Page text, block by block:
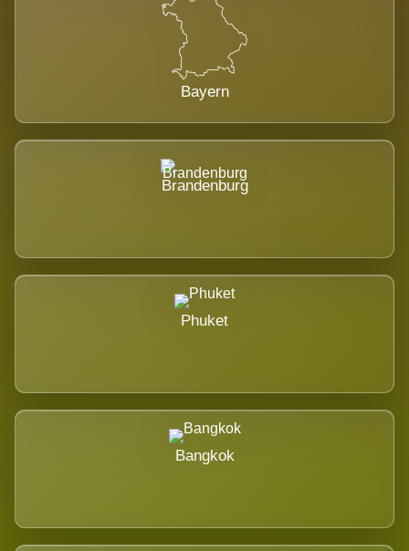
Bayern
Brandenburg
Phuket
Bangkok